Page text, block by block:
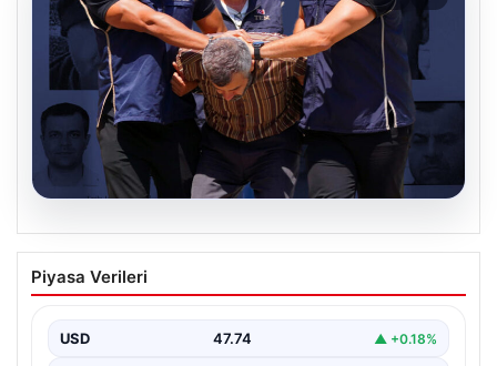
07.08.2026
FETÖ’nün suikast timindeki Burkay
Karatepe silahları gömdüğü yeri
{“title”: “FETÖ’nün Suikast Girişiminde Firari Üye Burkay
Piyasa Verileri
USD 47.74 ▲ +0.18%